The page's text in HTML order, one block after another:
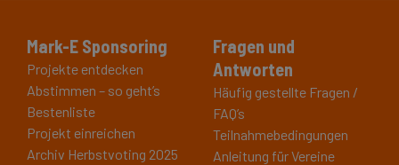
Mark-E Sponsoring
Projekte entdecken
Abstimmen – so geht’s
Bestenliste
Projekt einreichen
Archiv Herbstvoting 2025
Fragen und
Antworten
Häufig gestellte Fragen /
FAQ’s
Teilnahmebedingungen
Anleitung für Vereine